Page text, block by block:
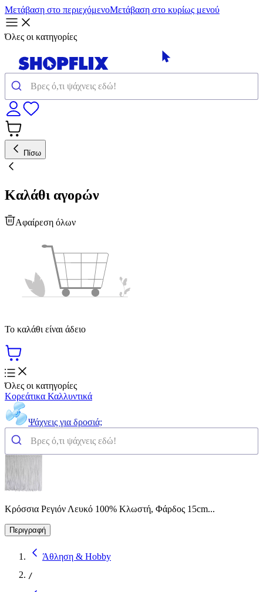
Μετάβαση στο περιεχόμενοΜετάβαση στο κυρίως μενού
Όλες οι κατηγορίες
Πίσω
Καλάθι αγορών
Αφαίρεση όλων
Το καλάθι είναι άδειο
Όλες οι κατηγορίες
Κορεάτικα Καλλυντικά
Ψάχνεις για δροσιά;
Κρόσσια Ρεγιόν Λευκό 100% Κλωστή, Φάρδος 15cm...
Περιγραφή
Άθληση & Hobby
/